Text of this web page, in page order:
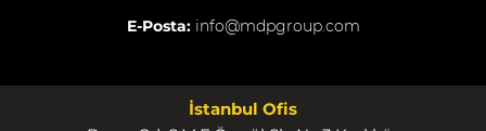
E-Posta: info@mdpgroup.com
İstanbul Ofis